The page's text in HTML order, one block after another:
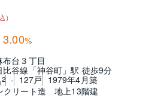
）
3.00%
台３丁目
谷線「神谷町」駅 徒歩9分
2 - 127戸 1979年4月築
クリート造　地上13階建